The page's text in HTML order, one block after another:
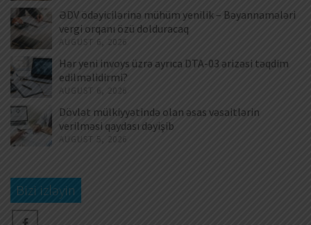
ƏDV ödəyicilərinə mühüm yenilik – Bəyannamələri
vergi orqanı özü dolduracaq
AUGUST 6, 2026
Hər yeni invoys üzrə ayrıca DTA-03 ərizəsi təqdim
edilməlidirmi?
AUGUST 6, 2026
Dövlət mülkiyyətində olan əsas vəsaitlərin
verilməsi qaydası dəyişib
AUGUST 5, 2026
Bizi izləyin